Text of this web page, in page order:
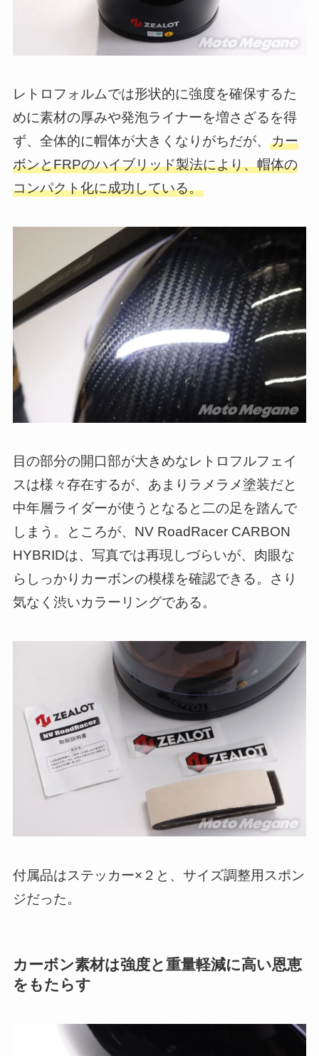
レトロフォルムでは形状的に強度を確保するた
めに素材の厚みや発泡ライナーを増さざるを得
ず、全体的に帽体が大きくなりがちだが、 カー
ボンとFRPのハイブリッド製法により、帽体の
コンパクト化に成功している。
目の部分の開口部が大きめなレトロフルフェイ
スは様々存在するが、あまりラメラメ塗装だと
中年層ライダーが使うとなると二の足を踏んで
しまう。ところが、NV RoadRacer CARBON
HYBRIDは、写真では再現しづらいが、肉眼な
らしっかりカーボンの模様を確認できる。さり
気なく渋いカラーリングである。
付属品はステッカー×２と、サイズ調整用スポン
ジだった。
カーボン素材は強度と重量軽減に高い恩恵
をもたらす